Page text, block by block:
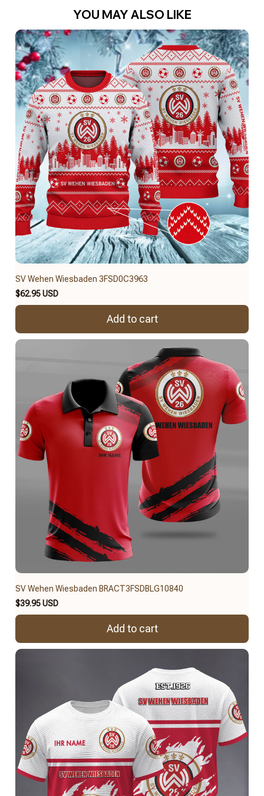
YOU MAY ALSO LIKE
SV Wehen Wiesbaden 3FSD0C3963
$62.95 USD
Add to cart
SV Wehen Wiesbaden BRACT3FSDBLG10840
$39.95 USD
Add to cart